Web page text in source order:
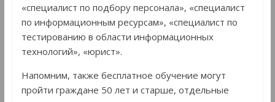
«специалист по подбору персонала», «специалист
по информационным ресурсам», «специалист по
тестированию в области информационных
технологий», «юрист».
Напомним, также бесплатное обучение могут
пройти граждане 50 лет и старше, отдельные